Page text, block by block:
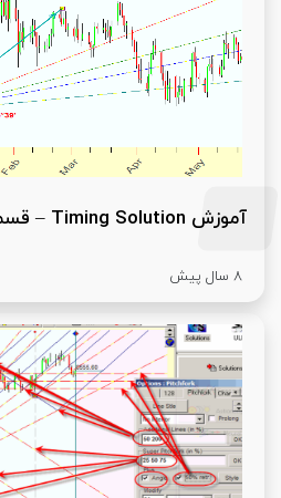
آموزش Timing Solution – قسمت 6
8 سال پیش